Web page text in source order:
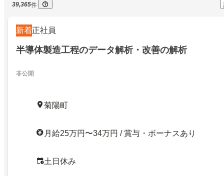
39,365件
新着正社員
半導体製造工程のデータ解析・改善の解析
非公開
菊陽町
月給25万円〜34万円 / 賞与・ボーナスあり
土日休み